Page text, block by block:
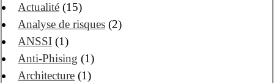
Actualité (15)
Analyse de risques (2)
ANSSI (1)
Anti-Phising (1)
Architecture (1)